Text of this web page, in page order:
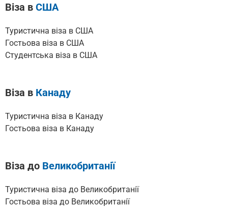
Віза в США
Туристична віза в США
Гостьова віза в США
Cтудентська віза в США
Віза в Канаду
Туристична віза в Канаду
Гостьова віза в Канаду
Віза до Великобританії
Туристична віза до Великобританії
Гостьова віза до Великобританії